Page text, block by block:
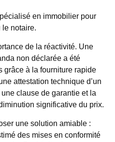
en immobilier pour
le notaire.
de la réactivité. Une
non déclarée a été
grâce à la fourniture rapide
attestation technique d’un
clause de garantie et la
significative du prix.
une solution amiable :
des mises en conformité